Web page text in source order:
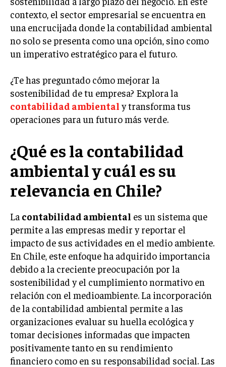
PUBLICIDAD
VENTAS Y PERSUASIÓN
GESTIÓN DE PRODUCTOS
COMUNICACIÓN CORPORATIVA
GESTIÓN DE MARCA
INVESTIGACIÓN DE MERCADO
ANÁLISIS DE COMPETENCIA
EMPRENDIMIENTO
INNOVACIÓN EMPRESARIAL
GESTIÓN DEL CAMBIO
HABILIDADES DIRECTIVAS
EMPRENDIMIENTO
PLANIFICACIÓN EMPRESARIAL
FINANZAS
FINANZAS Y CONTABILIDAD
GESTIÓN DE RECURSOS FINANCIEROS
INVERSIONES Y MERCADOS FINANCIEROS
CONTABILIDAD EMPRESARIAL
contexto, el sector empresarial se encuentra en
una encrucijada donde la contabilidad ambiental
no solo se presenta como una opción, sino como
un imperativo estratégico para el futuro.
¿Te has preguntado cómo mejorar la
sostenibilidad de tu empresa? Explora la
contabilidad ambiental y transforma tus
operaciones para un futuro más verde.
¿Qué es la contabilidad
ambiental y cuál es su
relevancia en Chile?
La contabilidad ambiental es un sistema que
permite a las empresas medir y reportar el
impacto de sus actividades en el medio ambiente.
En Chile, este enfoque ha adquirido importancia
debido a la creciente preocupación por la
sostenibilidad y el cumplimiento normativo en
relación con el medioambiente. La incorporación
de la contabilidad ambiental permite a las
organizaciones evaluar su huella ecológica y
tomar decisiones informadas que impacten
positivamente tanto en su rendimiento
financiero como en su responsabilidad social. Las